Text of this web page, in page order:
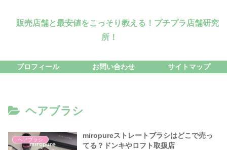
販売店舗と最安値をこっそり教える！プチプラ店舗研究
所！
プロフィール お問い合わせ サイトマップ
ヘアブラシ
ヘアブラシ
miropureストレートブラシはどこで売っ
てる？ドンキやロフト取扱店